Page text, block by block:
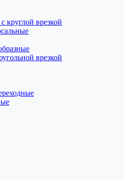
круглой врезкой
врезкой